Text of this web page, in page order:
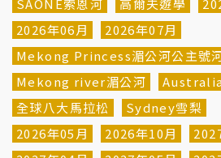
SAONE索恩河
高爾夫遊學
2026年06月
2026年07月
Mekong Princess湄公河公主號
Mekong river湄公河
全球八大馬拉松
Sydney雪梨
2026年05月
2026年10月